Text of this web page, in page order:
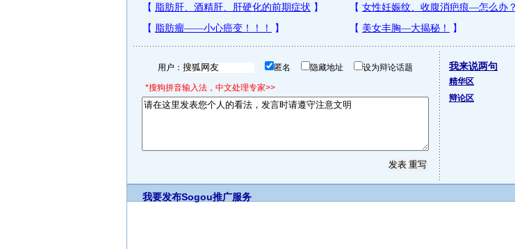
用户： 匿名 隐藏地址 设为辩论话题
*搜狗拼音输入法，中文处理专家>>
我来说两句
精华区
辩论区
我要发布Sogou推广服务